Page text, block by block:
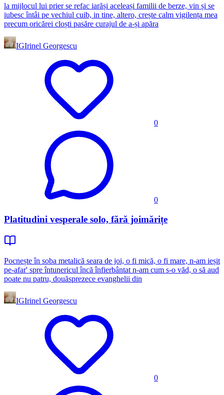
la mijlocul lui prier se refac iarăși aceleași familii de berze, vin și se
iubesc întâi pe vechiul cuib, in tine, altero, crește calm vigilența mea
precum oricărei cloști pasăre curajul de a-și apăra
IGIrinel Georgescu
0
0
Platitudini vesperale solo, fără joimărițe
Pocnește în soba metalică seara de joi, o fi mică, o fi mare, n-am ieșit
pe-afar' spre întunericul încă înfierbântat n-am cum s-o văd, o să aud
poate nu patru, douăsprezece evanghelii din
IGIrinel Georgescu
0